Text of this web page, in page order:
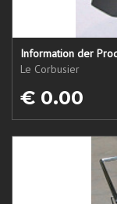
Information der
Le Corbusier
€ 0.00